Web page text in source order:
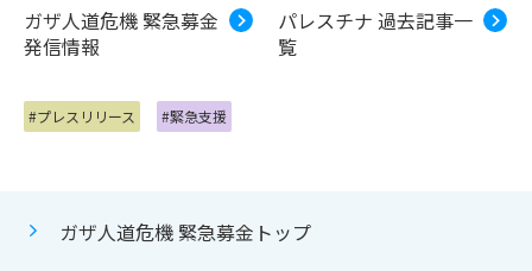
ガザ人道危機 緊急募金
発信情報
パレスチナ 過去記事一
覧
#プレスリリース #緊急支援
ガザ人道危機 緊急募金トップ